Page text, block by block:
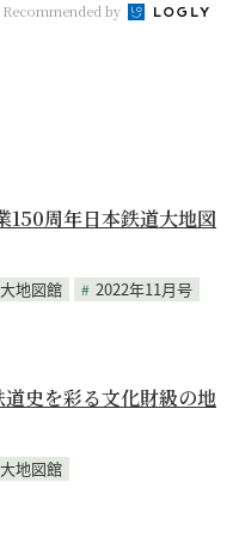
Recommended by
150周年日本鉄道大地図
地図館
2022年11月号
道史を彩る文化財級の地
地図館